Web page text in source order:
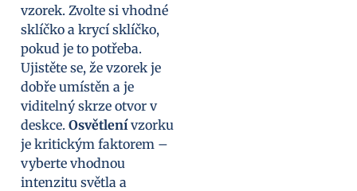
vzorek. Zvolte si vhodné
sklíčko a krycí sklíčko,
pokud je to potřeba.
Ujistěte se, že vzorek je
dobře umístěn a je
viditelný skrze otvor v
deskce. Osvětlenívzorku
je kritickým faktorem –
vyberte vhodnou
intenzitu světla a